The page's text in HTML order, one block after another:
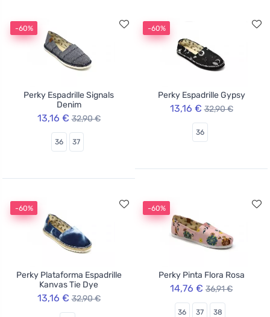
-60%
Perky Espadrille Signals
Denim
13,16 € 32,90 €
36 37
-60%
Perky Espadrille Gypsy
13,16 € 32,90 €
36
-60%
Perky Plataforma Espadrille
Kanvas Tie Dye
13,16 € 32,90 €
-60%
Perky Pinta Flora Rosa
14,76 € 36,91 €
36 37 38